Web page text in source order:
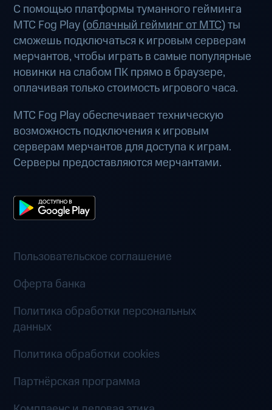
С помощью платформы туманного гейминга
МТС Fog Play (облачный гейминг от МТС) ты
сможешь подключаться к игровым серверам
мерчантов, чтобы играть в самые популярные
новинки на слабом ПК прямо в браузере,
оплачивая только стоимость игрового часа.
МТС Fog Play обеспечивает техническую
возможность подключения к игровым
серверам мерчантов для доступа к играм.
Серверы предоставляются мерчантами.
Пользовательское соглашение
Оферта банка
Политика обработки персональных
данных
Политика обработки cookies
Партнёрская программа